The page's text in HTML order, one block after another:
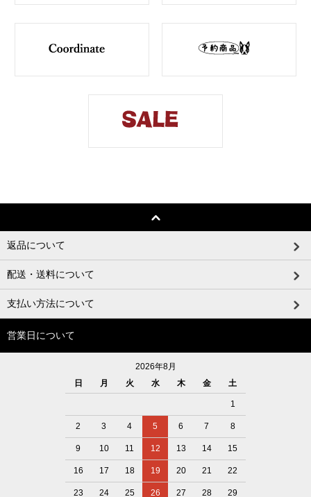
返品について
配送・送料について
支払い方法について
営業日について
2026年8月
日
月 火 水 木 金 土
1
2 3 4 5 6 7 8
9 10 11 12 13 14 15
16 17 18 19 20 21 22
23 24 25 26 27 28 29